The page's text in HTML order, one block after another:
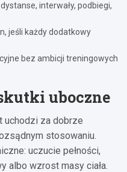
interwały, podbiegi,
jeśli każdy dodatkowy
bez ambicji treningowych
uboczne
uchodzi za dobrze
stosowaniu.
uczucie pełności,
albo wzrost masy ciała.